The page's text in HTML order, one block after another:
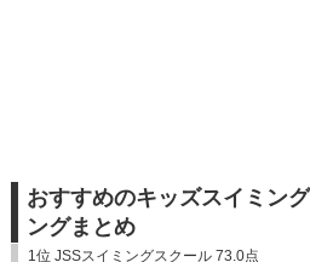
おすすめのキッズスイミン
ングまとめ
1位 JSSスイミングスクール 73.0点